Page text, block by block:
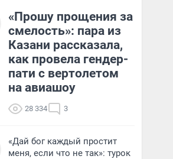
«Прошу прощения за
смелость»: пара из
Казани рассказала,
как провела гендер-
пати с вертолетом
на авиашоу
28 334 3
«Дай бог каждый простит
меня, если что не так»: турок